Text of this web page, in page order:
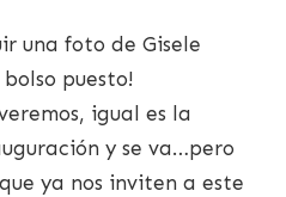
una foto de Gisele
puesto!
igual es la
y se va…pero
ya nos inviten a este